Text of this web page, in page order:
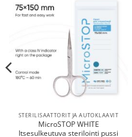
STERILISAATTORIT JA AUTOKLAAVIT
MicroSTOP WHITE
Itsesulkeutuva sterilointi pussi